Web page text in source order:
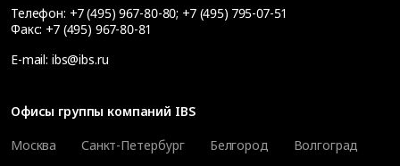
Телефон: +7 (495) 967-80-80; +7 (495) 795-07-51
Факс: +7 (495) 967-80-81
E-mail: ibs@ibs.ru
Офисы группы компаний IBS
Москва
Санкт-Петербург Белгород
Волгоград